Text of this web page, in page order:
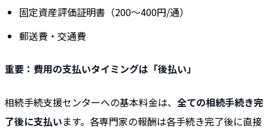
固定資産評価証明書（200〜400円/通）
郵送費・交通費
重要：費用の支払いタイミングは「後払い」
相続手続支援センターへの基本料金は、 全ての相続手続き完
了後に支払います。各専門家の報酬は各手続き完了後に直接